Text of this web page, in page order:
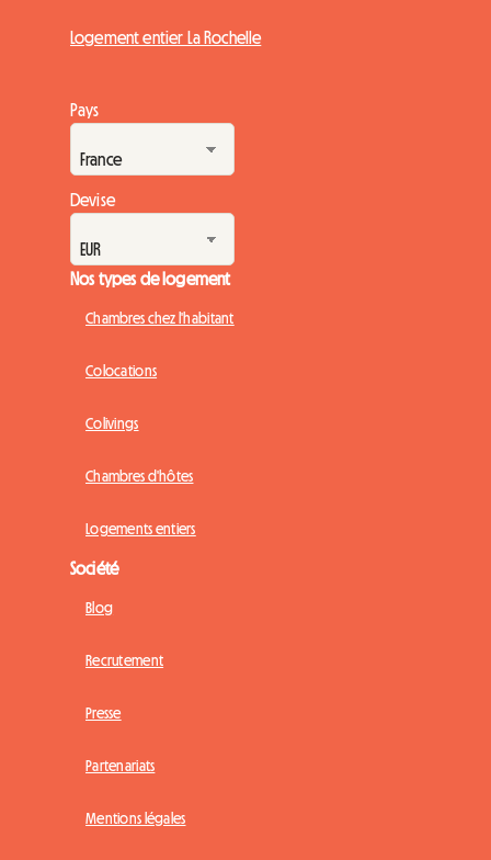
Logement entier La Rochelle
Pays
Devise
Nos types de logement
Chambres chez l'habitant
Colocations
Colivings
Chambres d'hôtes
Logements entiers
Société
Blog
Recrutement
Presse
Partenariats
Mentions légales